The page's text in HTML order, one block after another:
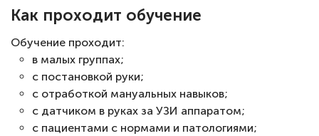
Как проходит обучение
Обучение проходит:
в малых группах;
с постановкой руки;
с отработкой мануальных навыков;
с датчиком в руках за УЗИ аппаратом;
с пациентами с нормами и патологиями;